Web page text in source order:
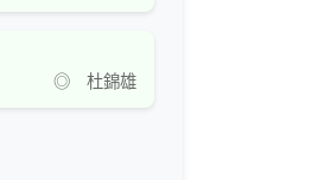
◎ 杜錦雄